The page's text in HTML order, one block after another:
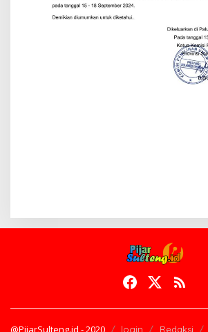
@PijarSulteng.id - 2020 login Redaksi